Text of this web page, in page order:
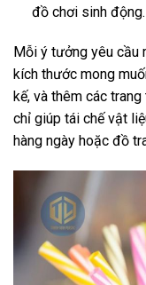
đồ chơi sinh động.
Mỗi ý tưởng yêu cầu
kích thước mong
kế, và thêm các
chỉ giúp tái chế vật
hàng ngày hoặc đồ